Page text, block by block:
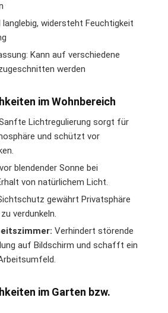
widersteht Feuchtigkeit
Kann auf verschiedene
werden
im Wohnbereich
Lichtregulierung sorgt für
und schützt vor
blendender Sonne bei
von natürlichem Licht.
gewährt Privatsphäre
verdunkeln.
Verhindert störende
auf Bildschirm und schafft ein
im Garten bzw.